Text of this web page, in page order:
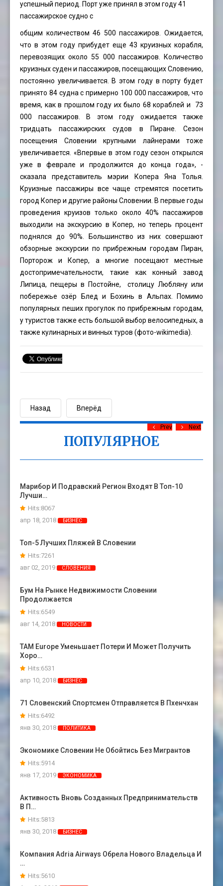
успешный период. Порт уже принял в этом году 41
пассажирское судно с
общим количеством 46 500 пассажиров. Ожидается,
что в этом году прибудет еще 43 круизных корабля,
перевозящих около 55 000 пассажиров. Количество
круизных суден и пассажиров, посещающих Словению,
постоянно увеличивается. В этом году в порту будет
принято 84 судна с примерно 100 000 пассажиров, что
время, как в прошлом году их было 68 кораблей и 73
000 пассажиров. В этом году ожидается также
тридцать пассажирских судов в Пиране. Сезон
посещения Словении крупными лайнерами тоже
увеличивается. «Впервые в этом году сезон открылся
уже в феврале и продолжится до конца года», -
сказала представитель мэрии Копера Яна Толья.
Круизные пассажиры все чаще стремятся посетить
город Копер и другие районы Словении. В первые годы
проведения круизов только около 40% пассажиров
выходили на экскурсию в Копер, но теперь процент
поднялся до 90%. Большинство из них совершают
обзорные экскурсии по прибрежным городам Пиран,
Порторож и Копер, а многие посещают местные
достопримечательности, такие как конный завод
Липица, пещеры в Постойне, столицу Любляну или
побережье озёр Блед и Бохинь в Альпах. Помимо
популярных пеших прогулок по прибрежным городам,
у туристов также есть большой выбор велосипедных, а
также кулинарных и винных туров (фото-wikimedia).
Назад Вперёд
ПОПУЛЯРНОЕ
Prev Next
Марибор И Подравский Регион Входят В Топ-10
Лучши…
Hits:8067
апр 18, 2018
БИЗНЕС
Топ-5 Лучших Пляжей В Словении
Hits:7261
авг 02, 2019
СЛОВЕНИЯ
Бум На Рынке Недвижимости Словении
Продолжается
Hits:6549
авг 14, 2018
НОВОСТИ
TAM Europe Уменьшает Потери И Может Получить
Хоро…
Hits:6531
апр 10, 2018
БИЗНЕС
71 Словенский Спортсмен Отправляется В Пхенчхан
Hits:6492
янв 30, 2018
ПОЛИТИКА
Экономике Словении Не Обойтись Без Мигрантов
Hits:5914
янв 17, 2019
ЭКОНОМИКА
Активность Вновь Созданных Предпринимательств
В П…
Hits:5813
янв 30, 2018
БИЗНЕС
Компания Adria Airways Обрела Нового Владельца И
…
Hits:5610